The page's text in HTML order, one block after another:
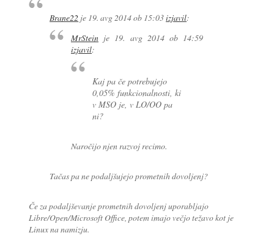
Brane22 je 19. avg 2014 ob 15:03izjavil:
MrSteinje 19. avg 2014 ob 14:59
izjavil:
Kaj pa če potrebujejo
0,05% funkcionalnosti, ki
v MSO je, v LO/OO pa
ni?
Naročijo njen razvoj recimo.
Tačas pa ne podaljšujejo prometnih dovoljenj?
Če za podaljševanje prometnih dovoljenj uporabljajo
Libre/Open/Microsoft Office, potem imajo večjo težavo kot je
Linux na namizju.